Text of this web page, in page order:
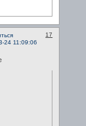
17
24 11:09:06